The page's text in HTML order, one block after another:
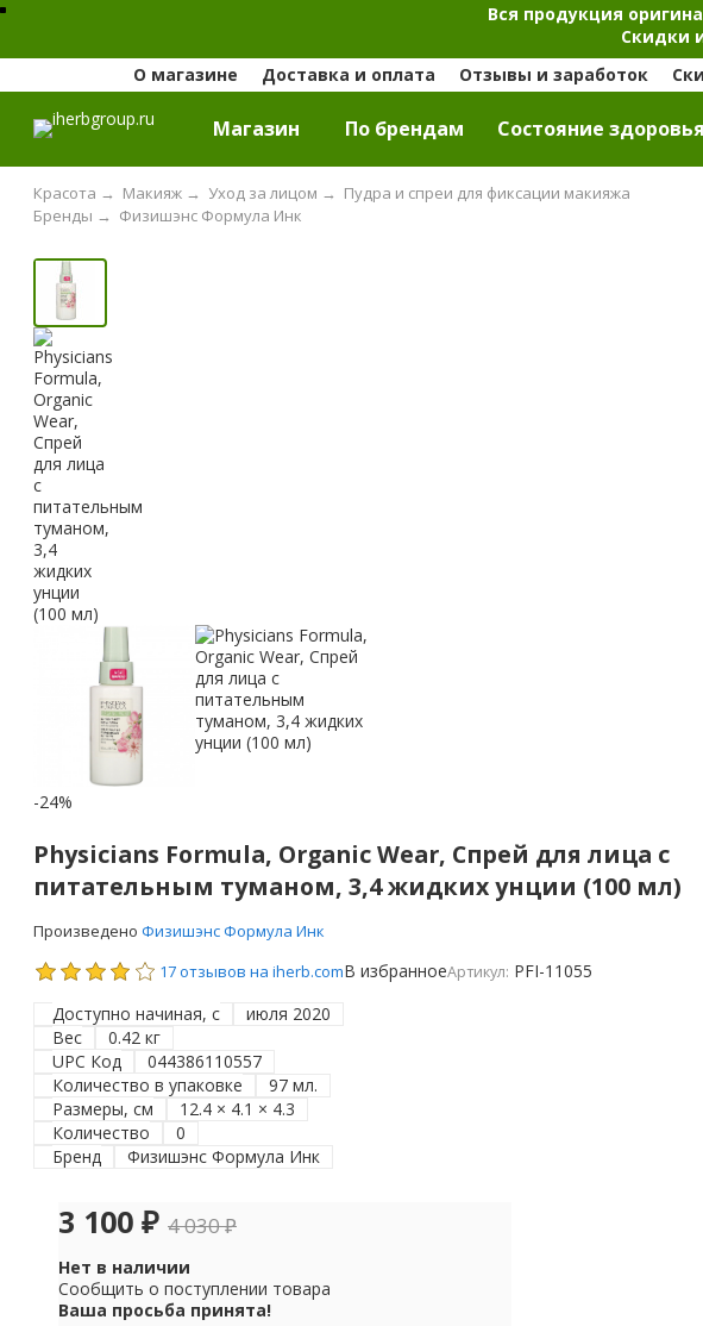
Вся продукция
Скидки
О магазине
Доставка и оплата Отзывы и заработок
Магазин По брендам Cостояние здоровья
Красота → Макияж → Уход за лицом → Пудра и спреи для фиксации макияжа
Физишэнс Формула Инк
Бренды →
-24%
Physicians Formula, Organic Wear, Спрей для лица с
питательным туманом, 3,4 жидких унции (100 мл)
Произведено Физишэнс Формула Инк
17 отзывов на iherb.comВ избранноеАртикул: PFI-11055
Доступно начиная, с
июля 2020
Вес
0.42 кг
UPC Код
044386110557
Количество в упаковке
97 мл.
Размеры, см
12.4 × 4.1 × 4.3
Количество
0
Бренд
Физишэнс Формула Инк
3 100 ₽ 4 030₽
Нет в наличии
Сообщить о поступлении товара
Ваша просьба принята!